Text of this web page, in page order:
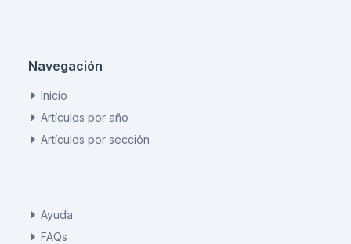
Navegación
Inicio
Artículos por año
Artículos por sección
Ayuda
FAQs